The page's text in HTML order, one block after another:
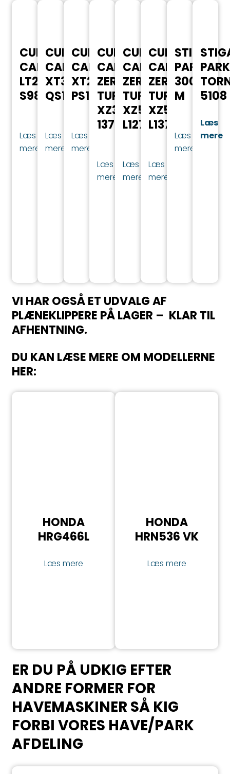
CUB
CADET
LT2
S98
Læs
mere
CUB
CADET
XT3
QS127​
Læs
mere
CUB
CADET
XT2
PS107
Læs
mere
CUB
CADET
ZERO
TURN
XZ3
137
Læs
mere
CUB
CADET
ZERO
TURN
XZ5
L127
Læs
mere
CUB
CADET
ZERO
TURN
XZ5
L137
Læs
mere
STIGA
PARK
300
M
Læs
mere
PARK
5108
Læs
mere
VI HAR OGSÅ ET UDVALG AF
PLÆNEKLIPPERE PÅ LAGER – KLAR TIL
AFHENTNING.
DU KAN LÆSE MERE OM MODELLERNE
HER​:
HONDA
HRG466​L
​Læs mere
HONDA
HRN536 VK
​Læs mere
ER DU PÅ UDKIG EFTER
ANDRE FORMER FOR
HAVEMASKINER SÅ KIG
FORBI VORES HAVE/PARK
AFDELING​